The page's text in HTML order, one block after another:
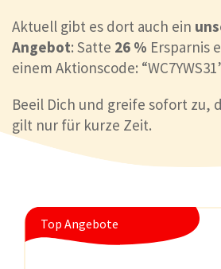
Aktuell gibt es dort auch ein
Angebot: Satte 26 % Ersparnis
einem Aktionscode:
Beeil Dich und greife sofort zu,
gilt nur für kurze Zeit.
Top Angebote